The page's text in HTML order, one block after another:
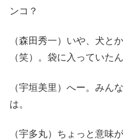
ンコ？
（森田秀一）いや、犬
（笑）。袋に入っていた
（宇垣美里）へー。みん
は。
（宇多丸）ちょっと意